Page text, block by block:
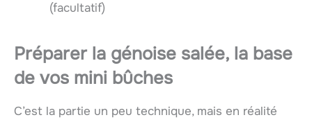
(facultatif)
Préparer la génoise salée, la base
de vos mini bûches
C’est la partie un peu technique, mais en réalité